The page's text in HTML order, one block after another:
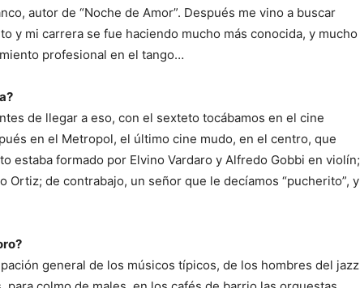
autor de “Noche de Amor”. Después me vino a buscar
y mi carrera se fue haciendo mucho más conocida, y mucho
profesional en el tango…
de llegar a eso, con el sexteto tocábamos en el cine
en el Metropol, el último cine mudo, en el centro, que
estaba formado por Elvino Vardaro y Alfredo Gobbi en violín;
Ortiz; de contrabajo, un señor que le decíamos “pucherito”, y
general de los músicos típicos, de los hombres del jazz